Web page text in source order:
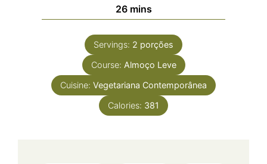
26minutes
mins
Servings: 2 porções
Course: Almoço Leve
Cuisine: Vegetariana Contemporânea
Calories: 381